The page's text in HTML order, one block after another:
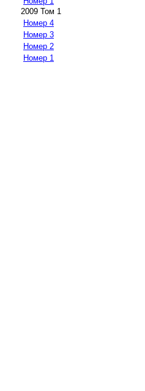
2009 Том 1
Номер 4
Номер 3
Номер 2
Номер 1